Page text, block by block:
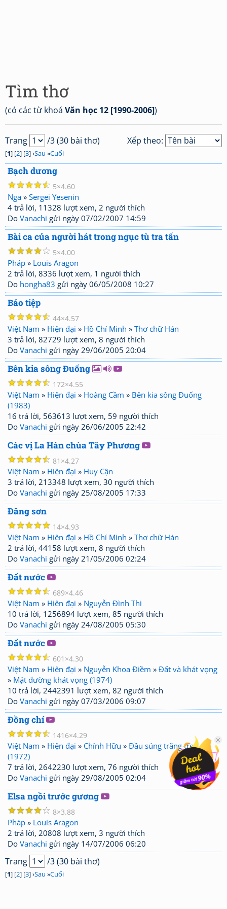
Tìm thơ
(có các từ khoá Văn học 12 [1990-2006])
Xếp theo:
Trang /3 (30 bài thơ)
[1] [2] [3] ›Sau »Cuối
Bạch dương
☆
☆
☆
☆
☆ 5 4.60
Nga » Sergei Yesenin
4 trả lời, 11328 lượt xem, 2 người thích
Do Vanachi gửi ngày 07/02/2007 14:59
Bài ca của người hát trong ngục tù tra tấn
☆
☆
☆
☆
☆ 5 4.00
Pháp » Louis Aragon
2 trả lời, 8336 lượt xem, 1 người thích
Do hongha83 gửi ngày 06/05/2008 10:27
Báo tiệp
☆
☆
☆
☆
☆ 44 4.57
Việt Nam » Hiện đại » Hồ Chí Minh » Thơ chữ Hán
3 trả lời, 82729 lượt xem, 8 người thích
Do Vanachi gửi ngày 29/06/2005 20:04
Bên kia sông Đuống
☆
☆
☆
☆
☆ 172 4.55
Việt Nam » Hiện đại » Hoàng Cầm » Bên kia sông Đuống
(1983)
16 trả lời, 563613 lượt xem, 59 người thích
Do Vanachi gửi ngày 26/06/2005 22:42
Các vị La Hán chùa Tây Phương
☆
☆
☆
☆
☆ 81 4.27
Việt Nam » Hiện đại » Huy Cận
3 trả lời, 213348 lượt xem, 30 người thích
Do Vanachi gửi ngày 25/08/2005 17:33
Đăng sơn
☆
☆
☆
☆
☆ 14 4.93
Việt Nam » Hiện đại » Hồ Chí Minh » Thơ chữ Hán
2 trả lời, 44158 lượt xem, 8 người thích
Do Vanachi gửi ngày 21/05/2006 02:24
Đất nước
☆
☆
☆
☆
☆ 689 4.46
Việt Nam » Hiện đại » Nguyễn Đình Thi
10 trả lời, 1256894 lượt xem, 85 người thích
Do Vanachi gửi ngày 24/08/2005 05:30
Đất nước
☆
☆
☆
☆
☆ 601 4.30
Việt Nam » Hiện đại » Nguyễn Khoa Điềm » Đất và khát vọng
» Mặt đường khát vọng (1974)
10 trả lời, 2442391 lượt xem, 82 người thích
Do Vanachi gửi ngày 07/03/2006 09:07
Đồng chí
☆
☆
☆
☆
☆ 1416 4.29
Việt Nam » Hiện đại » Chính Hữu » Đầu súng trăng treo
(1972)
7 trả lời, 2642230 lượt xem, 76 người thích
Do Vanachi gửi ngày 29/08/2005 02:04
Elsa ngồi trước gương
☆
☆
☆
☆
☆ 8 3.88
Pháp » Louis Aragon
2 trả lời, 20808 lượt xem, 3 người thích
Do Vanachi gửi ngày 14/07/2006 06:20
Trang /3 (30 bài thơ)
[1] [2] [3] ›Sau »Cuối